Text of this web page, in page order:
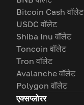
Bitcoin Cash वॉलेट
USDC वॉलेट
Shiba Inu वॉलेट
Toncoin वॉलेट
Tron वॉलेट
Avalanche वॉलेट
Polygon वॉलेट
एक्सप्लोरर